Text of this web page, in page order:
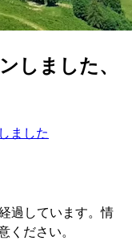
しました、
ました
過しています。情
ださい。